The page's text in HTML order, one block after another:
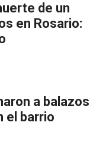
de un
en Rosario:
a balazos
el barrio